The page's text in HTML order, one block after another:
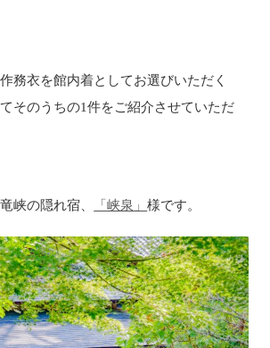
務衣を館内着としてお選びいただく
そのうちの1件をご紹介させていただ
峡の隠れ宿、 「峡泉」様です。